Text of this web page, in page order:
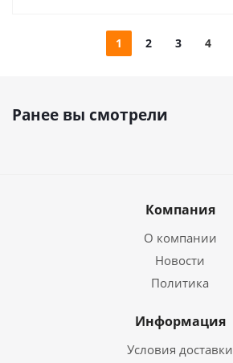
1 2 3 4
Ранее вы смотрели
Компания
О компании
Новости
Политика
Информация
Условия доставки